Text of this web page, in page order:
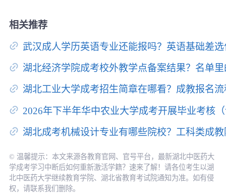
相关推荐
武汉成人学历英语专业还能报吗？英语基础差
湖北经济学院成考校外教学点备案结果？名单
湖北工业大学成考招生简章在哪看？成教报名
2026年下半年华中农业大学成考开展毕业考核
湖北成考机械设计专业有哪些院校？工科类成
© 温馨提示：本文来源各教育官网、官号平台，最新湖北中医药大
学成考学习中断后如何重新激活学籍？速来了解！请各位考生以湖
北中医药大学继续教育学院、湖北省教育考试院通知为准。如有侵
权，请联系我们删除。